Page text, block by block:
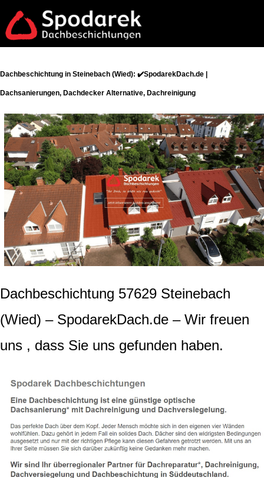
Dachbeschichtung in Steinebach (Wied): ✔️SpodarekDach.de |
Dachsanierungen, Dachdecker Alternative, Dachreinigung
Dachbeschichtung 57629 Steinebach
(Wied) – SpodarekDach.de – Wir freuen
uns , dass Sie uns gefunden haben.